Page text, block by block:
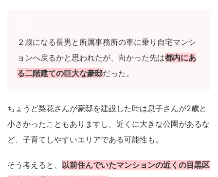
２歳になる長男と所属事務所の車に乗り自宅マンシ
ョンへ戻るかと思われたが、向かった先は都内にあ
る二階建ての巨大な豪邸だった。
ちょうど梨花さんが豪邸を建設した時は息子さんが2歳と
小さかったこともありますし、近くに大きな公園があるな
ど、子育てしやすいエリアである可能性も。
そう考えると、 以前住んでいたマンションの近くの目黒区